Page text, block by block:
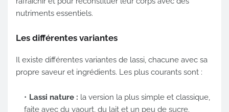
nutriments essentiels.
Les différentes variantes
Il existe différentes variantes de lassi, chacune avec sa
propre saveur et ingrédients. Les plus courants sont :
Lassi nature : la version la plus simple et classique,
faite avec du yaourt, du lait et un peu de sucre.